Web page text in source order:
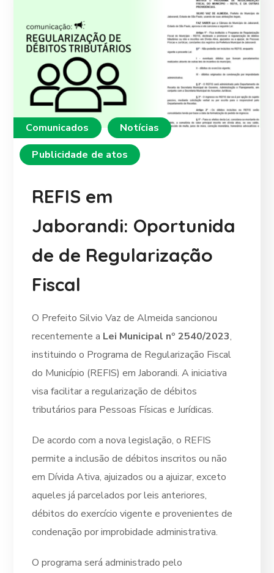
Comunicados
Notícias
Publicidade de atos
REFIS em
Jaborandi: Oportunida
de de Regularização
Fiscal
O Prefeito Silvio Vaz de Almeida sancionou
recentemente a Lei Municipal nº 2540/2023,
instituindo o Programa de Regularização Fiscal
do Município (REFIS) em Jaborandi. A iniciativa
visa facilitar a regularização de débitos
tributários para Pessoas Físicas e Jurídicas.
De acordo com a nova legislação, o REFIS
permite a inclusão de débitos inscritos ou não
em Dívida Ativa, ajuizados ou a ajuizar, exceto
aqueles já parcelados por leis anteriores,
débitos do exercício vigente e provenientes de
condenação por improbidade administrativa.
O programa será administrado pelo